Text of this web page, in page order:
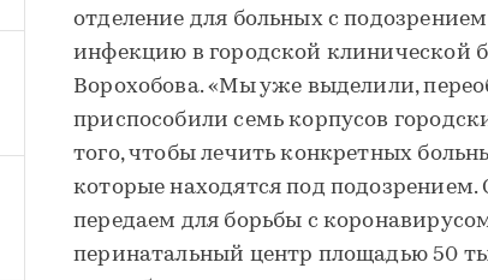
отделение для больных с
инфекцию в городской клинической
Ворохобова. «Мы уже выделили,
приспособили семь корпусов
того, чтобы лечить конкретных
которые находятся под
передаем для борьбы с
перинатальный центр площадью 50